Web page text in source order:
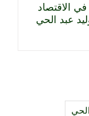
الاقتصاد
عبد الحي